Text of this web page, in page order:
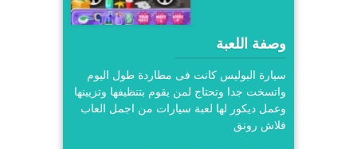
وصفة اللعبة
سيارة البوليس كانت فى مطاردة طول اليوم
واتسخت جدا وتحتاج لمن يقوم بتنظيفها وتزيينها
وعمل ديكور لها لعبة سيارات من اجمل العاب
فلاش رونق